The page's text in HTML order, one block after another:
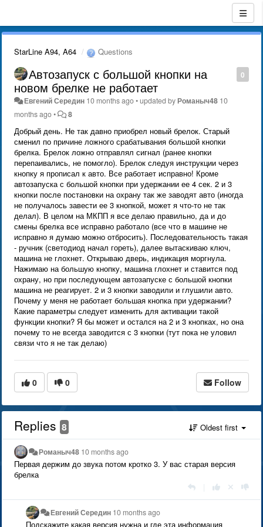
StarLine A94, A64 Questions
0
Автозапуск с большой кнопки на
новом брелке не работает
Евгений Середин 10 months ago•updated byРоманыч48 10
months ago• 8
Добрый день. Не так давно приобрел новый брелок. Старый
сменил по причине ложного срабатывания большой кнопки
брелка. Брелок ложно отправлял сигнал (ранее кнопки
перепаивались, не помогло). Брелок следуя инструкции через
кнопку я прописал к авто. Все работает исправно! Кроме
автозапуска с большой кнопки при удержании ее 4 сек. 2 и 3
кнопки после постановки на охрану так же заводят авто (иногда
не получалось завести ее 3 кнопкой, может я что-то не так
делал). В целом на МКПП я все делаю правильно, да и до
смены брелка все исправно работало (все что в машине не
исправно я думаю можно отбросить). Последовательность такая
- ручник (светодиод начал гореть), далее вытаскиваю ключ,
машина не глохнет. Открываю дверь, индикация моргнула.
Нажимаю на большую кнопку, машина глохнет и ставится под
охрану, но при последующем автозапуске с большой кнопки
машина не реагирует. 2 и 3 кнопки заводили и глушили авто.
Почему у меня не работает большая кнопка при удержании?
Какие параметры следует изменить для активации такой
функции кнопки? Я бы может и остался на 2 и 3 кнопках, но она
почему то не всегда заводится с 3 кнопки (тут пока не уловил
связи что я не так делаю)
0 0 Follow
Replies 8 Oldest first
Романыч48 10 months ago
Первая держим до звука потом кротко 3. У вас старая версия
брелка
Евгений Середин 10 months ago
Подскажите какая версия нужна и где эта информация